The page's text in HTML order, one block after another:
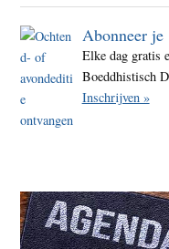
Abonneer je
Elke dag gratis
Boeddhistisch
Inschrijven »